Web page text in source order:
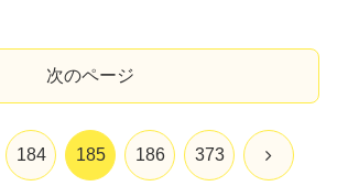
次のページ
184 185 186 373 次